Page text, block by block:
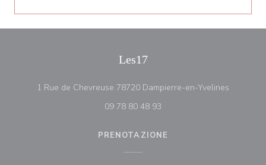
Les17
1 Rue de Chevreuse 78720 Dampierre-en-Yvelines
09 78 80 48 93
PRENOTAZIONE